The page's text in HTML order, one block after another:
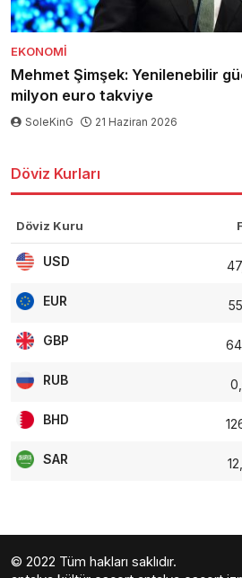
EKONOMI
Mehmet Şimşek: Yenilenebilir
milyon euro takviye
SoleKinG 21 Haziran 2026
Döviz Kurları
Döviz Kuru
USD
EUR
GBP
RUB
BHD
SAR
© 2022 Tüm hakları saklıdır.